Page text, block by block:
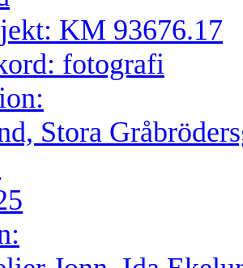
KM 93676.17
fotografi
Stora